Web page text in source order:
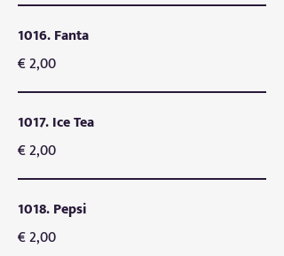
1016. Fanta
€ 2,00
1017. Ice Tea
€ 2,00
1018. Pepsi
€ 2,00